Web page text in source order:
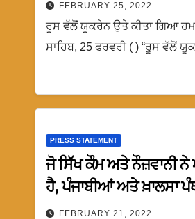
FEBRUARY 25, 2022
ਰੂਸ ਵੱਲੋਂ ਯੂਕਰੇਨ ਉਤੇ ਕੀਤਾ ਗਿਆ
ਸਾਹਿਬ, 25 ਫਰਵਰੀ ( ) “ਰੂਸ ਵੱਲੋਂ
PRESS STATEMENT
ਜੋ ਸਿੱਖ ਕੌਮ ਅਤੇ ਨੌਜ਼ਵਾਨੀ
ਹੈ, ਪੰਜਾਬੀਆਂ ਅਤੇ ਖ਼ਾਲਸਾ
FEBRUARY 21, 2022